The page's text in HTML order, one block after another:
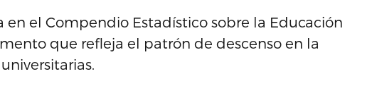
el Compendio Estadístico sobre la Educación
que refleja el patrón de descenso en la